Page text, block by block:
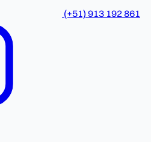
(+51) 913 192 861